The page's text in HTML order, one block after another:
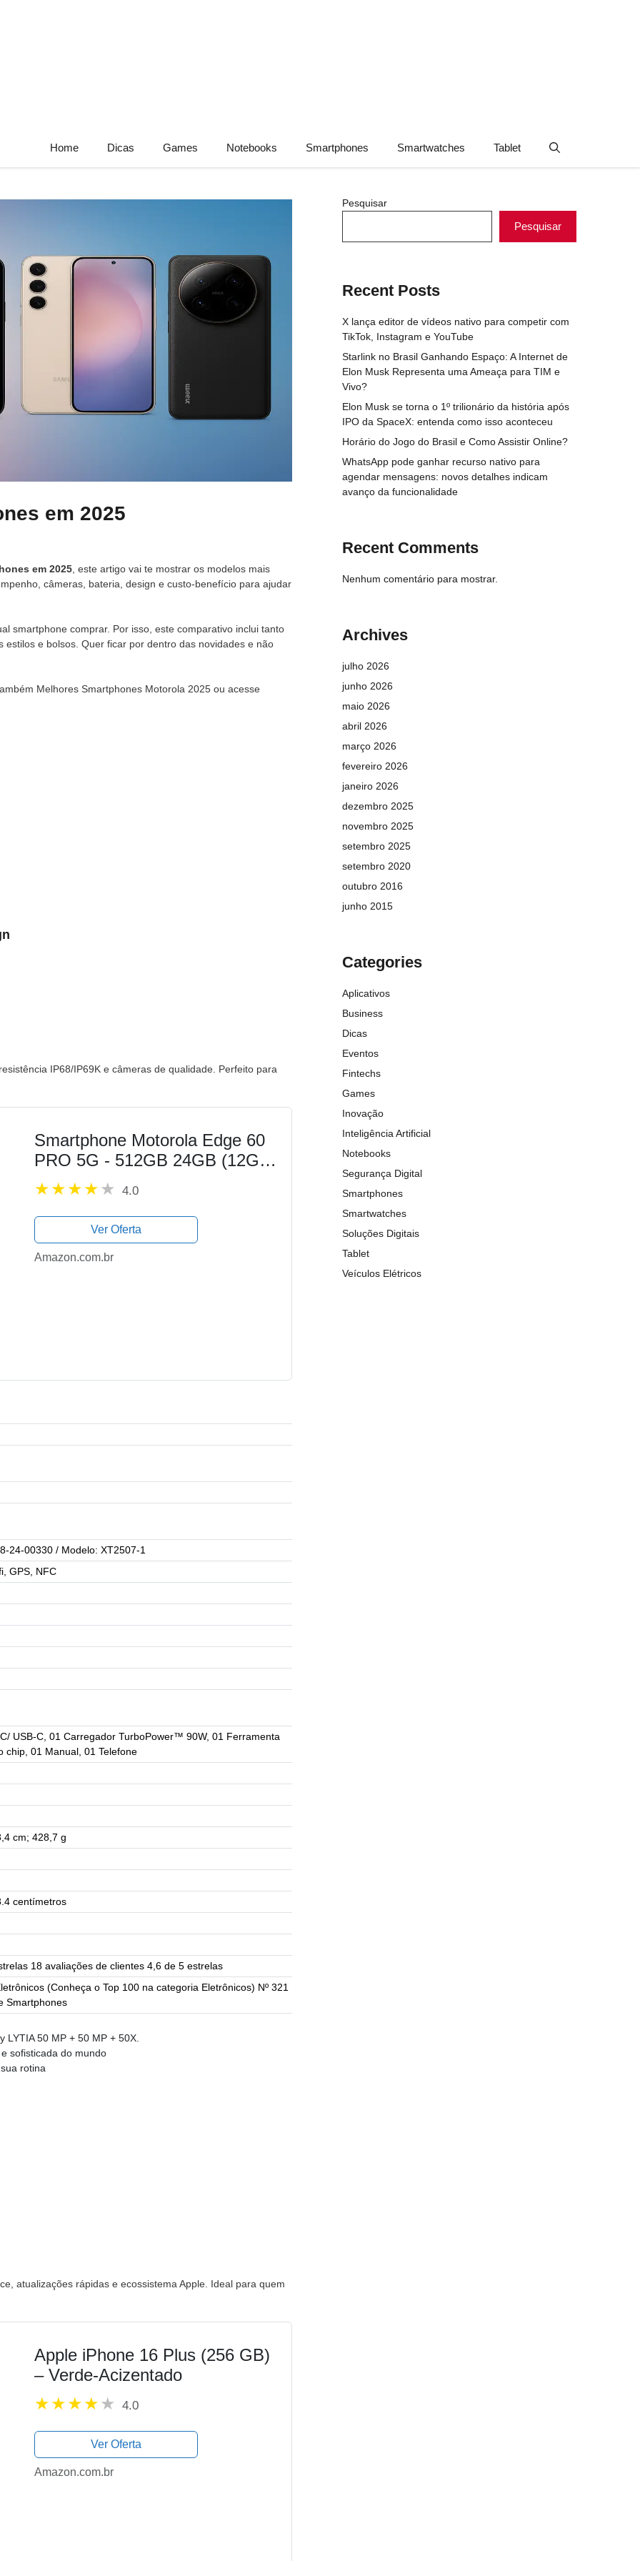
Home Dicas Games Notebooks Smartphones Smartwatches Tablet
em 2025
em 2025 , este artigo vai te mostrar os modelos mais
câmeras, bateria, design e custo-benefício para ajudar
smartphone comprar. Por isso, este comparativo inclui tanto
e bolsos. Quer ficar por dentro das novidades e não
Melhores Smartphones Motorola 2025 ou acesse
IP68/IP69K e câmeras de qualidade. Perfeito para
Smartphone Motorola Edge 60
PRO 5G - 512GB 24GB (12GB
RAM+12GB Ram Boost) Tela
Quad-Curve moto AI 50MP
Sony Camera ultrarresistencia
militar IP68 + IP69 - Rosa
4.0
Ver Oferta
Amazon.com.br
24-00330 / Modelo: XT2507-1
GPS, NFC
USB-C, 01 Carregador TurboPower™ 90W, 01 Ferramenta
chip, 01 Manual, 01 Telefone
cm; 428,7 g
centímetros
18 avaliações de clientes 4,6 de 5 estrelas
(Conheça o Top 100 na categoria Eletrônicos) Nº 321
Smartphones
50 MP + 50 MP + 50X.
sofisticada do mundo
rotina
atualizações rápidas e ecossistema Apple. Ideal para quem
Apple iPhone 16 Plus (256 GB)
– Verde-Acizentado
4.0
Ver Oferta
Amazon.com.br
Pesquisar
Pesquisar
Recent Posts
X lança editor de vídeos nativo para competir com
TikTok, Instagram e YouTube
Starlink no Brasil Ganhando Espaço: A Internet de
Elon Musk Representa uma Ameaça para TIM e
Vivo?
Elon Musk se torna o 1º trilionário da história após
IPO da SpaceX: entenda como isso aconteceu
Horário do Jogo do Brasil e Como Assistir Online?
WhatsApp pode ganhar recurso nativo para
agendar mensagens: novos detalhes indicam
avanço da funcionalidade
Recent Comments
Nenhum comentário para mostrar.
Archives
julho 2026
junho 2026
maio 2026
abril 2026
março 2026
fevereiro 2026
janeiro 2026
dezembro 2025
novembro 2025
setembro 2025
setembro 2020
outubro 2016
junho 2015
Categories
Aplicativos
Business
Dicas
Eventos
Fintechs
Games
Inovação
Inteligência Artificial
Notebooks
Segurança Digital
Smartphones
Smartwatches
Soluções Digitais
Tablet
Veículos Elétricos